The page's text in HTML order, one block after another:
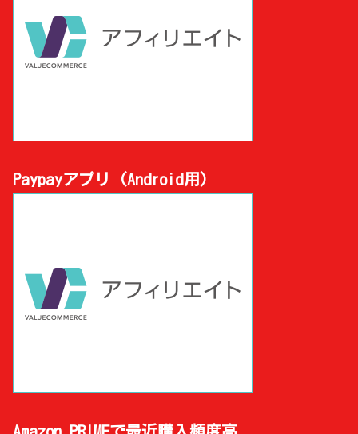
Paypayアプリ (Android用)
Amazon PRIMEで最近購入頻度高